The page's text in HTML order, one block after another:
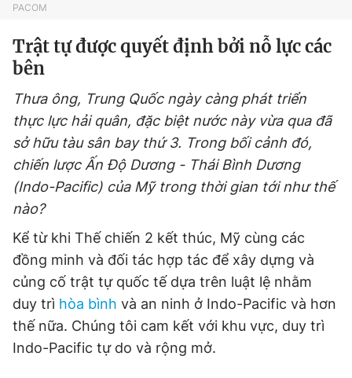
chép dưới mọi hình thức nếu không có sự chấp thuận bằng văn
PACOM
Trật tự được quyết định bởi nỗ lực các
bên
Thưa ông, Trung Quốc ngày càng phát triển
thực lực hải quân, đặc biệt nước này vừa qua đã
sở hữu tàu sân bay thứ 3. Trong bối cảnh đó,
chiến lược Ấn Độ Dương - Thái Bình Dương
(Indo-Pacific) của Mỹ trong thời gian tới như thế
nào?
Kể từ khi Thế chiến 2 kết thúc, Mỹ cùng các
đồng minh và đối tác hợp tác để xây dựng và
củng cố trật tự quốc tế dựa trên luật lệ nhằm
duy trì hòa bình và an ninh ở Indo-Pacific và hơn
thế nữa. Chúng tôi cam kết với khu vực, duy trì
Indo-Pacific tự do và rộng mở.